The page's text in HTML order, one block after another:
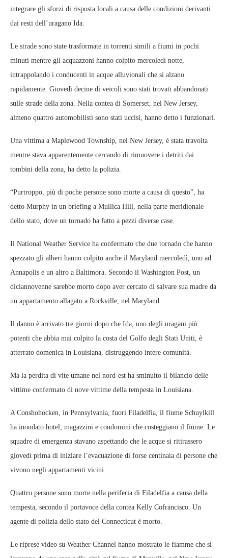
integrare gli sforzi di risposta locali a causa delle condizioni derivanti
dai resti dell’uragano Ida.
Le strade sono state trasformate in torrenti simili a fiumi in pochi
minuti mentre gli acquazzoni hanno colpito mercoledì notte,
intrappolando i conducenti in acque alluvionali che si alzano
rapidamente. Giovedì decine di veicoli sono stati trovati abbandonati
sulle strade della zona. Nella contea di Somerset, nel New Jersey,
almeno quattro automobilisti sono stati uccisi, hanno detto i funzionari.
Una vittima a Maplewood Township, nel New Jersey, è stata travolta
mentre stava apparentemente cercando di rimuovere i detriti dai
tombini della zona, ha detto la polizia.
“Purtroppo, più di poche persone sono morte a causa di questo”, ha
detto Murphy in un briefing a Mullica Hill, nella parte meridionale
dello stato, dove un tornado ha fatto a pezzi diverse case.
Il National Weather Service ha confermato che due tornado che hanno
spezzato gli alberi hanno colpito anche il Maryland mercoledì, uno ad
Annapolis e un altro a Baltimora. Secondo il Washington Post, un
diciannovenne sarebbe morto dopo aver cercato di salvare sua madre da
un appartamento allagato a Rockville, nel Maryland.
Il danno è arrivato tre giorni dopo che Ida, uno degli uragani più
potenti che abbia mai colpito la costa del Golfo degli Stati Uniti, è
atterrato domenica in Louisiana, distruggendo intere comunità.
Ma la perdita di vite umane nel nord-est ha sminuito il bilancio delle
vittime confermato di nove vittime della tempesta in Louisiana.
A Conshohocken, in Pennsylvania, fuori Filadelfia, il fiume Schuylkill
ha inondato hotel, magazzini e condomini che costeggiano il fiume. Le
squadre di emergenza stavano aspettando che le acque si ritirassero
giovedì prima di iniziare l’evacuazione di forse centinaia di persone che
vivono negli appartamenti vicini.
Quattro persone sono morte nella periferia di Filadelfia a causa della
tempesta, secondo il portavoce della contea Kelly Cofrancisco. Un
agente di polizia dello stato del Connecticut è morto.
Le riprese video su Weather Channel hanno mostrato le fiamme che si